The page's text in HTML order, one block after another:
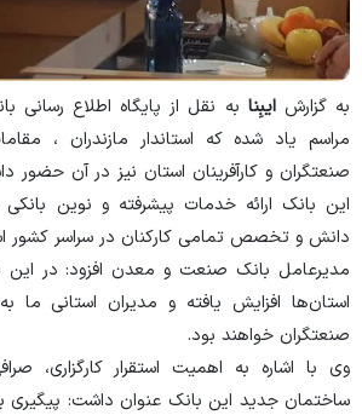
به گزارشایبِنا به نقل از پایگاه اطلاع
مراسم یاد شده که استاندار مازندران ،
صنعتگران و کارآفرینان استان نیز در آن
این بانک ارائه خدمات پیشرفته و نوین بانکی
دانش و تخصص تمامی کارکنان در سراسر کشور
مدیرعامل بانک صنعت و معدن افزود: در این
استان‌ها افزایش یافته و مدیران استانی ما
صنعتگران خواهند بود.
وی با اشاره به اهمیت استقرار کارگزاری،
ساختمان جدید این بانک عنوان داشت: پیگیری